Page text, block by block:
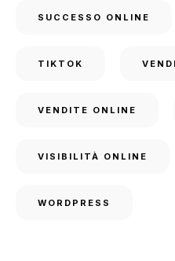
SUCCESSO ONLINE
TIKTOK
VENDITE ONLINE
VISIBILITÀ ONLINE
WORDPRESS